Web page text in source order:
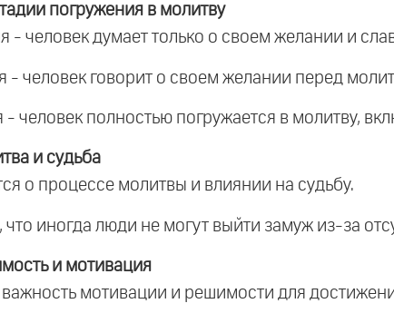
погружения в молитву
- человек думает только о своем желании и
- человек говорит о своем желании перед
- человек полностью погружается в молитву,
и судьба
о процессе молитвы и влиянии на судьбу.
что иногда люди не могут выйти замуж из-за
и мотивация
важность мотивации и решимости для